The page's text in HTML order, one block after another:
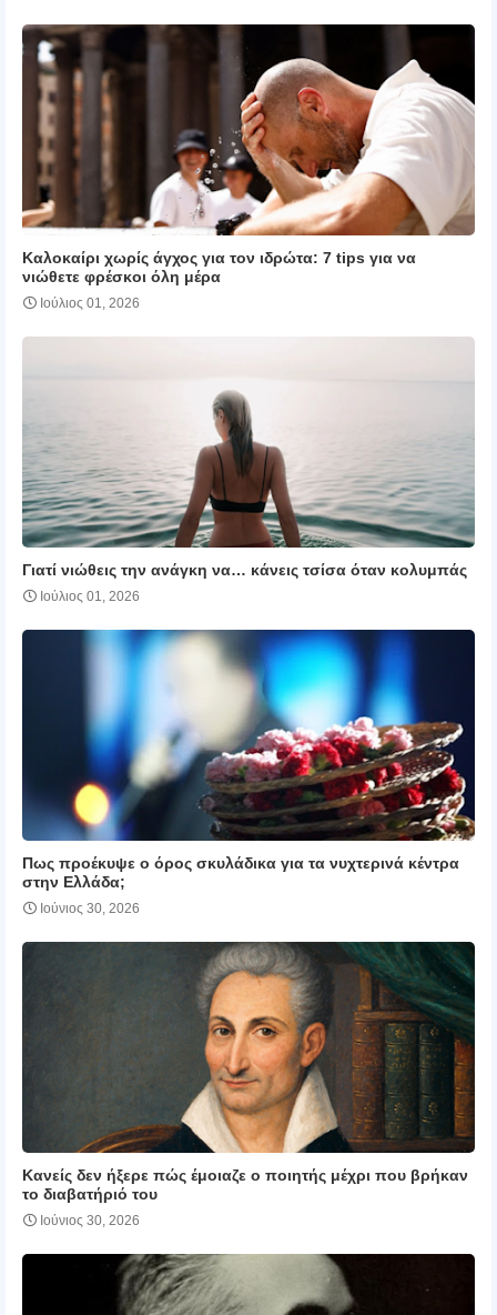
Καλοκαίρι χωρίς άγχος για τον ιδρώτα: 7 tips για να
νιώθετε φρέσκοι όλη μέρα
Ιούλιος 01, 2026
Γιατί νιώθεις την ανάγκη να… κάνεις τσίσα όταν κολυμπάς
Ιούλιος 01, 2026
Πως προέκυψε ο όρος σκυλάδικα για τα νυχτερινά κέντρα
στην Ελλάδα;
Ιούνιος 30, 2026
Κανείς δεν ήξερε πώς έμοιαζε ο ποιητής μέχρι που βρήκαν
το διαβατήριό του
Ιούνιος 30, 2026